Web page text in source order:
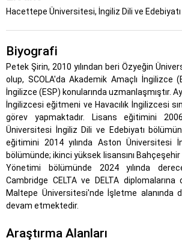
Hacettepe Üniversitesi, İngiliz Dili ve Edebiyatı
Biyografi
Petek Şirin, 2010 yılından beri Özyeğin
olup, SCOLA'da Akademik Amaçlı İngilizce
İngilizce (ESP) konularında uzmanlaşmıştır.
İngilizcesi eğitmeni ve Havacılık İngilizcesi
görev yapmaktadır. Lisans eğitimini
Üniversitesi İngiliz Dili ve Edebiyatı
eğitimini 2014 yılında Aston Üniversitesi
bölümünde; ikinci yüksek lisansını Bahçeşehir
Yönetimi bölümünde 2024 yılında
Cambridge CELTA ve DELTA
Maltepe Üniversitesi'nde İşletme alanında
devam etmektedir.
Araştırma Alanları